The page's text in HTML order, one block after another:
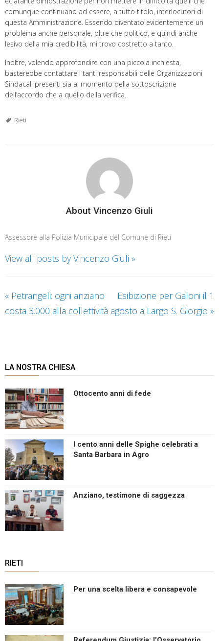
comunque continuano ad essere, a tutto titolo, interlocutori di
questa Amministrazione. Essendo diventato evidentemente un
problema anche personale, oltre che politico, e quindi anche
lesivo della mia credibilità, mi trovo costretto a tanto.
Inoltre, volendo approfondire con una piccola inchiesta,
basterebbe contattare i tanti responsabili delle Organizzazioni
Sindacali presenti sia al momento della sottoscrizione
dell’accordo che a quello della verifica.
Rieti
About Vincenzo Giuli
Assessore alla Polizia Municipale del Comune di Rieti
View all posts by Vincenzo Giuli »
« Petrangeli: ogni anziano
costa 3.000 alla collettività
Esibizione per Galoni il 1
agosto a Largo S. Giorgio »
LA NOSTRA CHIESA
Ottocento anni di fede
I cento anni delle Spighe celebrati a
Santa Barbara in Agro
Anziano, testimone di saggezza
RIETI
Per una scelta libera e consapevole